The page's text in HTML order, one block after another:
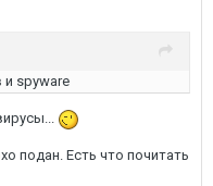
и spyware
подан. Есть что почитать